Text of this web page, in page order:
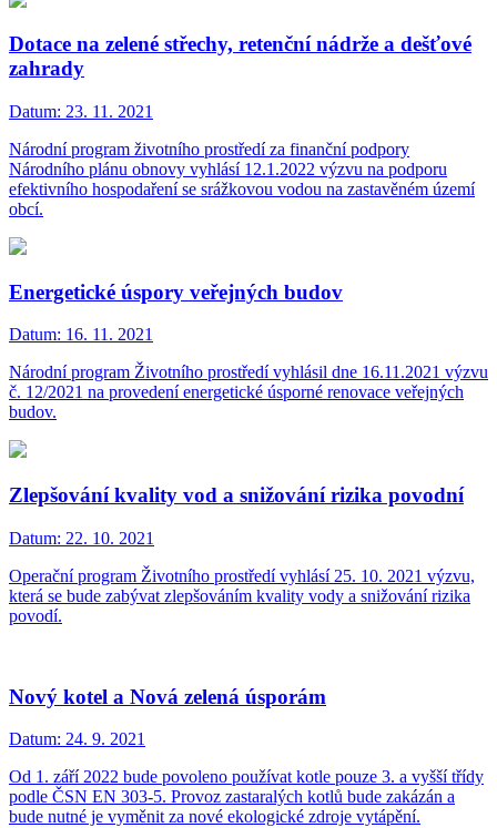
Dotace na zelené střechy, retenční nádrže a dešťové
zahrady
Datum: 23. 11. 2021
Národní program životního prostředí za finanční podpory
Národního plánu obnovy vyhlásí 12.1.2022 výzvu na podporu
efektivního hospodaření se srážkovou vodou na zastavěném území
obcí.
Energetické úspory veřejných budov
Datum: 16. 11. 2021
Národní program Životního prostředí vyhlásil dne 16.11.2021 výzvu
č. 12/2021 na provedení energetické úsporné renovace veřejných
budov.
Zlepšování kvality vod a snižování rizika povodní
Datum: 22. 10. 2021
Operační program Životního prostředí vyhlásí 25. 10. 2021 výzvu,
která se bude zabývat zlepšováním kvality vody a snižování rizika
povodí.
Nový kotel a Nová zelená úsporám
Datum: 24. 9. 2021
Od 1. září 2022 bude povoleno používat kotle pouze 3. a vyšší třídy
podle ČSN EN 303-5. Provoz zastaralých kotlů bude zakázán a
bude nutné je vyměnit za nové ekologické zdroje vytápění.